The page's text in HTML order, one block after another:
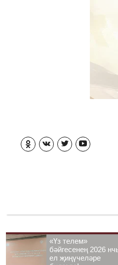
«Үз телем»
бәйгесенең 2026
ел җиңүчеләре